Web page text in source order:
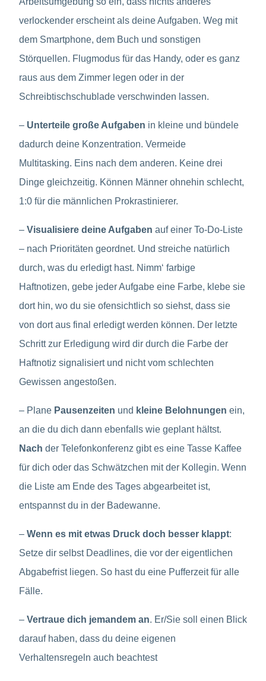
verlockender erscheint als deine Aufgaben. Weg mit
dem Smartphone, dem Buch und sonstigen
Störquellen. Flugmodus für das Handy, oder es ganz
raus aus dem Zimmer legen oder in der
Schreibtischschublade verschwinden lassen.
– Unterteile große Aufgaben in kleine und bündele
dadurch deine Konzentration. Vermeide
Multitasking. Eins nach dem anderen. Keine drei
Dinge gleichzeitig. Können Männer ohnehin schlecht,
1:0 für die männlichen Prokrastinierer.
– Visualisiere deine Aufgaben auf einer To-Do-Liste
– nach Prioritäten geordnet. Und streiche natürlich
durch, was du erledigt hast. Nimm‘ farbige
Haftnotizen, gebe jeder Aufgabe eine Farbe, klebe sie
dort hin, wo du sie ofensichtlich so siehst, dass sie
von dort aus final erledigt werden können. Der letzte
Schritt zur Erledigung wird dir durch die Farbe der
Haftnotiz signalisiert und nicht vom schlechten
Gewissen angestoßen.
– Plane Pausenzeiten und kleine Belohnungen ein,
an die du dich dann ebenfalls wie geplant hältst.
Nach der Telefonkonferenz gibt es eine Tasse Kaffee
für dich oder das Schwätzchen mit der Kollegin. Wenn
die Liste am Ende des Tages abgearbeitet ist,
entspannst du in der Badewanne.
– Wenn es mit etwas Druck doch besser klappt:
Setze dir selbst Deadlines, die vor der eigentlichen
Abgabefrist liegen. So hast du eine Pufferzeit für alle
Fälle.
– Vertraue dich jemandem an. Er/Sie soll einen Blick
darauf haben, dass du deine eigenen
Verhaltensregeln auch beachtest